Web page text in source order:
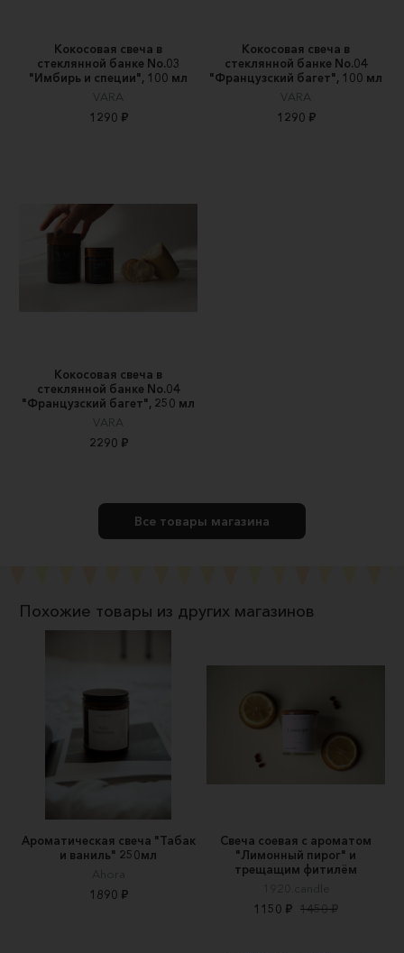
Кокосовая свеча в
стеклянной банке No.03
"Имбирь и специи", 100 мл
VARA
1290 ₽
Кокосовая свеча в
стеклянной банке No.04
"Французский багет", 100 мл
VARA
1290 ₽
Кокосовая свеча в
стеклянной банке No.04
"Французский багет", 250 мл
VARA
2290 ₽
Все товары магазина
Похожие товары из других магазинов
Ароматическая свеча "Табак
и ваниль" 250мл
Ahora
1890 ₽
Свеча соевая с ароматом
"Лимонный пирог" и
трещащим фитилём
1920.candle
1150 ₽ 1450 ₽